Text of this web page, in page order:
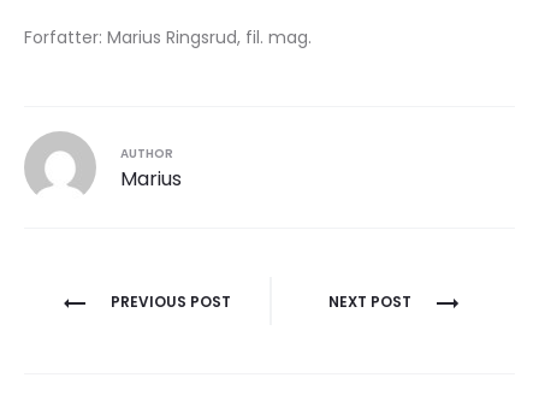
Forfatter: Marius Ringsrud, fil. mag.
AUTHOR
Marius
Post
PREVIOUS POST NEXT POST